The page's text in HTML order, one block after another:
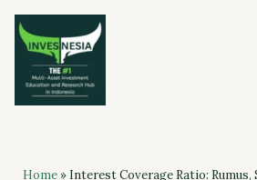
Skip
content
Home» Interest Coverage Ratio: Rumus,